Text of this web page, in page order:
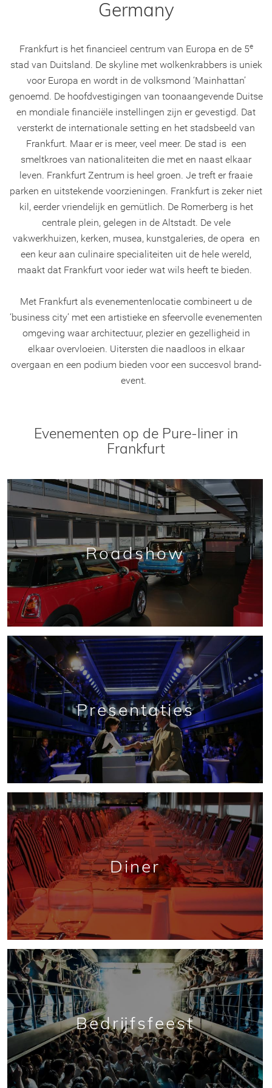
Germany
Frankfurt is het financieel centrum van Europa en de 5e
stad van Duitsland. De skyline met wolkenkrabbers is uniek
voor Europa en wordt in de volksmond ‘Mainhattan’
genoemd. De hoofdvestigingen van toonaangevende Duitse
en mondiale financiële instellingen zijn er gevestigd. Dat
versterkt de internationale setting en het stadsbeeld van
Frankfurt. Maar er is meer, veel meer. De stad is een
smeltkroes van nationaliteiten die met en naast elkaar
leven. Frankfurt Zentrum is heel groen. Je treft er fraaie
parken en uitstekende voorzieningen. Frankfurt is zeker niet
kil, eerder vriendelijk en gemütlich. De Romerberg is het
centrale plein, gelegen in de Altstadt. De vele
vakwerkhuizen, kerken, musea, kunstgaleries, de opera en
een keur aan culinaire specialiteiten uit de hele wereld,
maakt dat Frankfurt voor ieder wat wils heeft te bieden.
Met Frankfurt als evenementenlocatie combineert u de
‘business city’ met een artistieke en sfeervolle evenementen
omgeving waar architectuur, plezier en gezelligheid in
elkaar overvloeien. Uitersten die naadloos in elkaar
overgaan en een podium bieden voor een succesvol brand-
event.
Evenementen op de Pure-liner in
Frankfurt
Roadshow
Presentaties
Diner
Bedrijfsfeest